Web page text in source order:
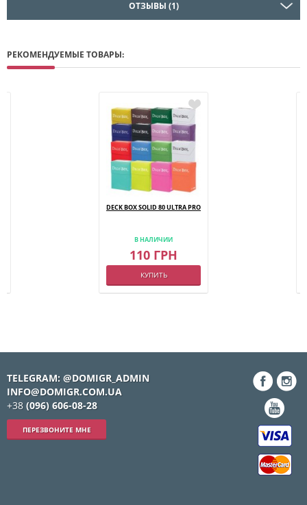
ОТЗЫВЫ (1)
РЕКОМЕНДУЕМЫЕ ТОВАРЫ:
DECK BOX SOLID 80 ULTRA PRO
В НАЛИЧИИ
110 ГРН
КУПИТЬ
TELEGRAM: @DOMIGR_ADMIN
INFO@DOMIGR.COM.UA
+38 (096) 606-08-28
ПЕРЕЗВОНИТЕ МНЕ